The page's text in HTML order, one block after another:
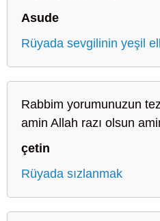
Asude
Rüyada sevgilinin yeşil
Rabbim yorumunuzun
amin Allah razı olsun
çetin
Rüyada sızlanmak